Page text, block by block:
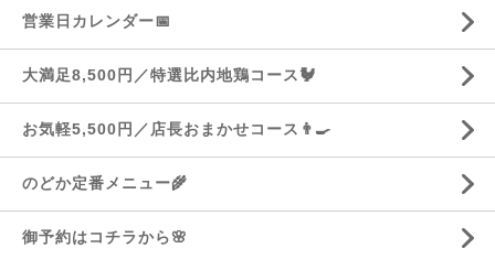
営業日カレンダー📅
大満足8,500円／特選比内地鶏コース🐓
お気軽5,500円／店長おまかせコース👨‍🍳
のどか定番メニュー🌾
御予約はコチラから🌸